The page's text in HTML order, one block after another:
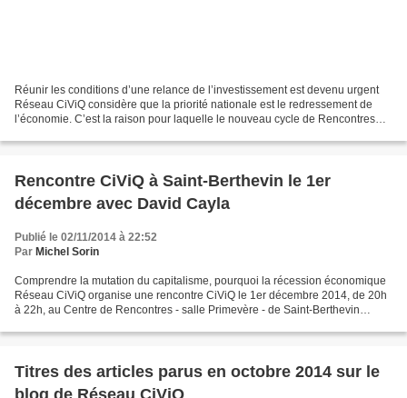
Réunir les conditions d’une relance de l’investissement est devenu urgent
Réseau CiViQ considère que la priorité nationale est le redressement de
l’économie. C’est la raison pour laquelle le nouveau cycle de Rencontres
Rencontre CiViQ à Saint-Berthevin le 1er
décembre avec David Cayla
Publié le 02/11/2014 à 22:52
Par Michel Sorin
Comprendre la mutation du capitalisme, pourquoi la récession économique
Réseau CiViQ organise une rencontre CiViQ le 1er décembre 2014, de 20h
à 22h, au Centre de Rencontres - salle Primevère - de Saint-Berthevin
Titres des articles parus en octobre 2014 sur le